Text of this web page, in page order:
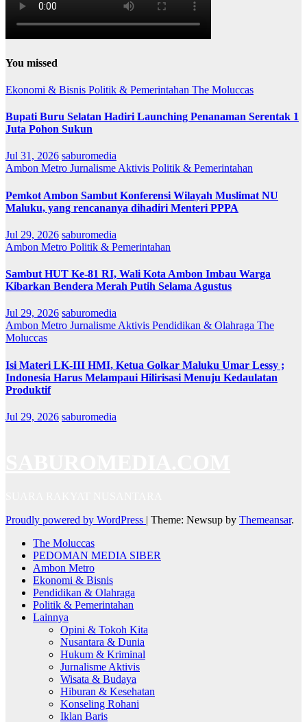
You missed
Ekonomi & Bisnis Politik & Pemerintahan The Moluccas
Bupati Buru Selatan Hadiri Launching Penanaman Serentak 1
Juta Pohon Sukun
Jul 31, 2026 saburomedia
Ambon Metro Jurnalisme Aktivis Politik & Pemerintahan
Pemkot Ambon Sambut Konferensi Wilayah Muslimat NU
Maluku, yang rencananya dihadiri Menteri PPPA
Jul 29, 2026 saburomedia
Ambon Metro Politik & Pemerintahan
Sambut HUT Ke-81 RI, Wali Kota Ambon Imbau Warga
Kibarkan Bendera Merah Putih Selama Agustus
Jul 29, 2026 saburomedia
Ambon Metro Jurnalisme Aktivis Pendidikan & Olahraga The
Moluccas
Isi Materi LK-III HMI, Ketua Golkar Maluku Umar Lessy ;
Indonesia Harus Melampaui Hilirisasi Menuju Kedaulatan
Produktif
Jul 29, 2026 saburomedia
Proudly powered by WordPress | Theme: Newsup by Themeansar.
The Moluccas
PEDOMAN MEDIA SIBER
Ambon Metro
Ekonomi & Bisnis
Pendidikan & Olahraga
Politik & Pemerintahan
Lainnya
Opini & Tokoh Kita
Nusantara & Dunia
Hukum & Kriminal
Jurnalisme Aktivis
Wisata & Budaya
Hiburan & Kesehatan
Konseling Rohani
Iklan Baris